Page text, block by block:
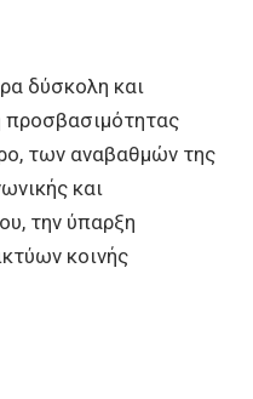
δύσκολη και
προσβασιμότητας
των αναβαθμών της
και
την ύπαρξη
κοινής